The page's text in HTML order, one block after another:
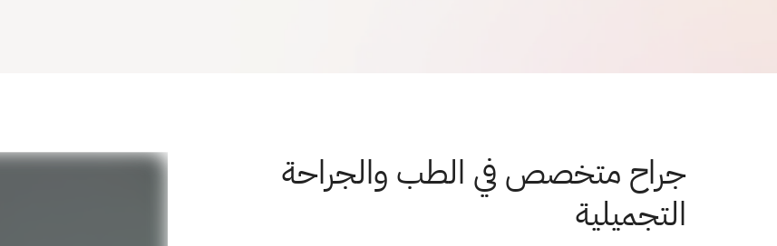
جراح متخصص في الطب والجراحة
التجميلية